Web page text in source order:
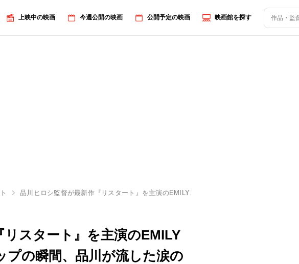
上映中の映画 今週公開の映画 公開予定の映画 映画館を探す
品川ヒロシ監督が最新作『リスタート』を主演のEMILYと語り合う！クランクアップの瞬間
スタート』を主演のEMILY
の瞬間、品川が流した涙の